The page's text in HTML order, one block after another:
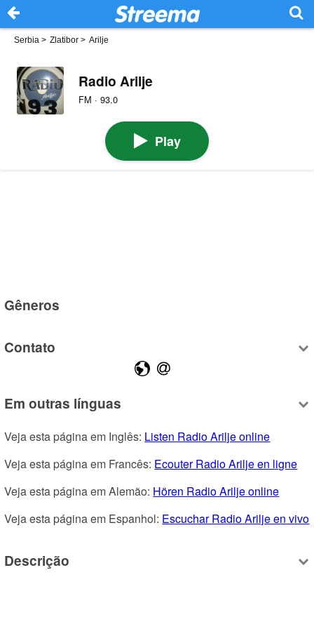
Serbia > Zlatibor > Arilje
Radio Arilje
FM · 93.0
Play
Gêneros
Contato
Em outras línguas
Veja esta página em Inglês: Listen Radio Arilje online
Veja esta página em Francês: Ecouter Radio Arilje en ligne
Veja esta página em Alemão: Hören Radio Arilje online
Veja esta página em Espanhol: Escuchar Radio Arilje en vivo
Descrição